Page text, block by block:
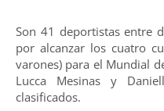
Son 41 deportistas entre
por alcanzar los cuatro
varones) para el Mundial
Lucca Mesinas y
clasificados.